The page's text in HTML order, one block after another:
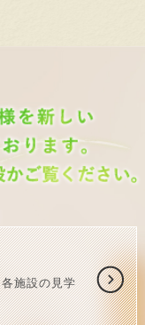
各施設の見学